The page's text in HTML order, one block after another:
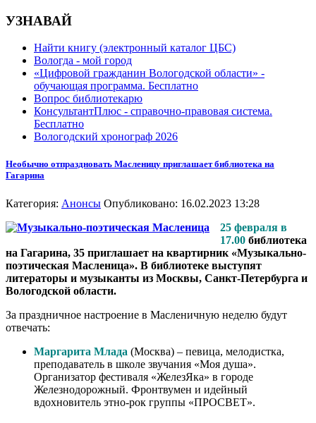
УЗНАВАЙ
Найти книгу (электронный каталог ЦБС)
Вологда - мой город
«Цифровой гражданин Вологодской области» -
обучающая программа. Бесплатно
Вопрос библиотекарю
КонсультантПлюс - справочно-правовая система.
Бесплатно
Вологодский хронограф 2026
Необычно отпраздновать Масленицу приглашает библиотека на
Гагарина
Категория: Анонсы Опубликовано: 16.02.2023 13:28
25 февраля в
17.00 библиотека
на Гагарина, 35 приглашает на квартирник «Музыкально-
поэтическая Масленица». В библиотеке выступят
литераторы и музыканты из Москвы, Санкт-Петербурга и
Вологодской области.
За праздничное настроение в Масленичную неделю будут
отвечать:
Маргарита Млада (Москва) – певица, мелодистка,
преподаватель в школе звучания «Моя душа».
Организатор фестиваля «ЖелезЯка» в городе
Железнодорожный. Фронтвумен и идейный
вдохновитель этно-рок группы «ПРОСВЕТ».